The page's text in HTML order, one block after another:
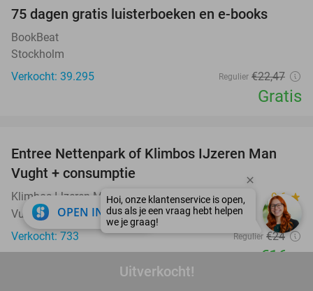
Uitverkocht!
75 dagen gratis luisterboeken en e-books
BookBeat
Stockholm
Verkocht: 39.295
Regulier €22,47
Gratis
29%
Entree Nettenpark of Klimbos IJzeren Man
Vught + consumptie
Klimbos IJzeren Man Vught 9.6 star
Vught
Verkocht: 733
Regulier €24
€16,95
OPEN IN APP close